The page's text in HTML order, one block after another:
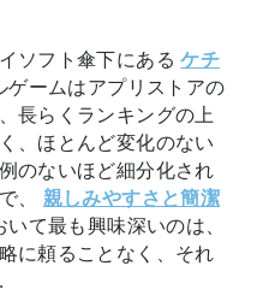
ソフト傘下にあるケチ
ームはアプリストアの
長らくランキングの上
、ほとんど変化のない
のないほど細分化され
、 親しみやすさと簡潔
て最も興味深いのは、
に頼ることなく、それ